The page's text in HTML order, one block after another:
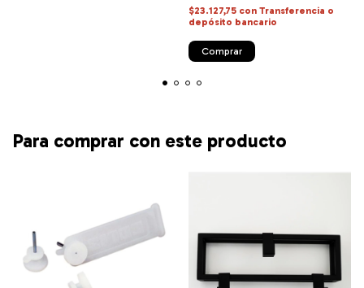
$23.127,75 con Transferencia o
depósito bancario
Comprar
Para comprar con este producto